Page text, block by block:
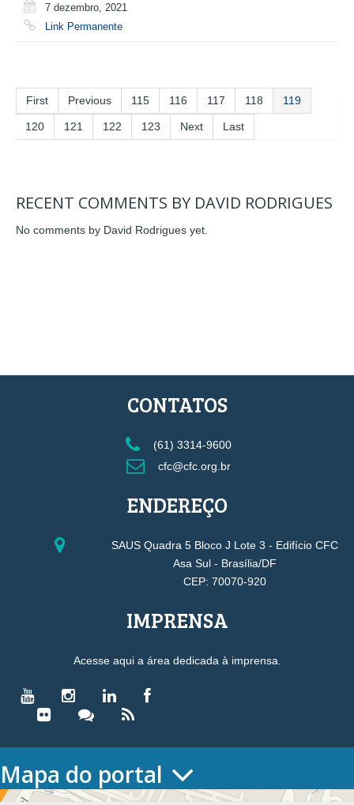
7 dezembro, 2021
Link Permanente
First Previous 115 116 117 118 119
120 121 122 123 Next Last
RECENT COMMENTS BY DAVID RODRIGUES
No comments by David Rodrigues yet.
CONTATOS
(61) 3314-9600
cfc@cfc.org.br
ENDEREÇO
SAUS Quadra 5 Bloco J Lote 3 - Edifício CFC
Asa Sul - Brasília/DF
CEP: 70070-920
IMPRENSA
Acesse aqui a área dedicada à imprensa.
Mapa do portal
HOME